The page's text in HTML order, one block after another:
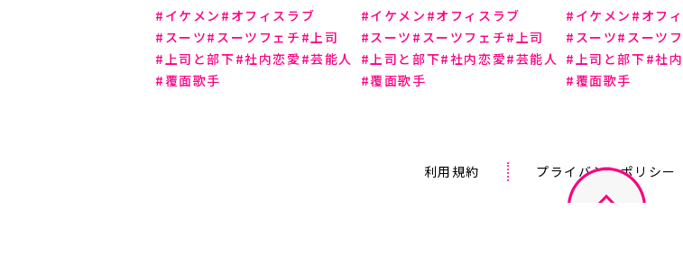
イケメン
オフィスラブ
スーツ
スーツフェチ
上司
上司と部下
社内恋愛
芸能人
覆面歌手
イケメン
オフィスラブ
スーツ
スーツフェチ
上司
上司と部下 社内恋愛
芸能人
覆面歌手
イケメン
オフ
スーツ
スーツ
上司と部下
社
覆面歌手
利用規約 プライバシーポリシー